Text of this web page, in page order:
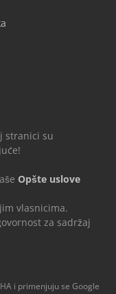
stranici su
Opšte uslove
vlasnicima.
za sadržaj
i primenjuju se Google